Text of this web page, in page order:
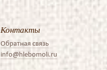
Контакты
Обратная связь
info@hlebomoli.ru